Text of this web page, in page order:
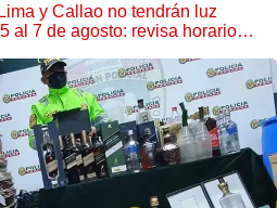
y Callao no tendrán luz
al 7 de agosto: revisa horarios y